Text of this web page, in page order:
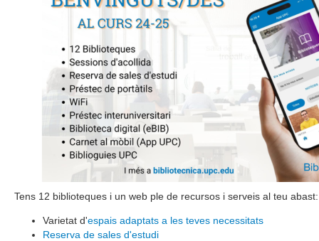
Tens 12 biblioteques i un web ple de recursos i serveis al teu abast:
Varietat d'espais adaptats a les teves necessitats
Reserva de sales d'estudi